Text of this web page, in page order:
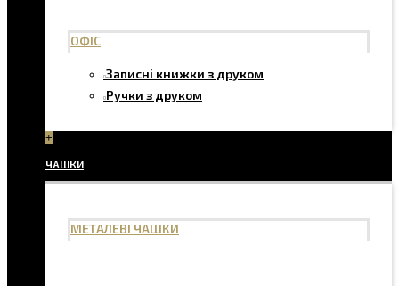
ОФІС
Записні книжки з друком
Ручки з друком
+
ЧАШКИ
МЕТАЛЕВІ ЧАШКИ